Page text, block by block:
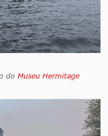
do Museu Hermitage